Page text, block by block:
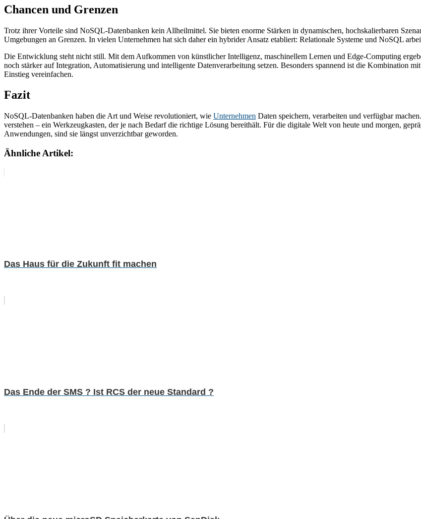
Chancen und Grenzen
Trotz ihrer Vorteile sind NoSQL-Datenbanken kein Allheilmittel. Sie bieten enorme Stärken in dynamischen, hochskalierbaren
Umgebungen an Grenzen. In vielen Unternehmen hat sich daher ein hybrider Ansatz etabliert: Relationale Systeme und NoSQL
Die Entwicklung steht nicht still. Mit dem Aufkommen von künstlicher Intelligenz, maschinellem Lernen und Edge-Computing
noch stärker auf Integration, Automatisierung und intelligente Datenverarbeitung setzen. Besonders spannend ist die Kombination
Einstieg vereinfachen.
Fazit
NoSQL-Datenbanken haben die Art und Weise revolutioniert, wie Unternehmen Daten speichern, verarbeiten und verfügbar
verstehen – ein Werkzeugkasten, der je nach Bedarf die richtige Lösung bereithält. Für die digitale Welt von heute und morgen,
Anwendungen, sind sie längst unverzichtbar geworden.
Ähnliche Artikel:
Das Haus für die Zukunft fit machen
Das Ende der SMS ? Ist RCS der neue Standard ?